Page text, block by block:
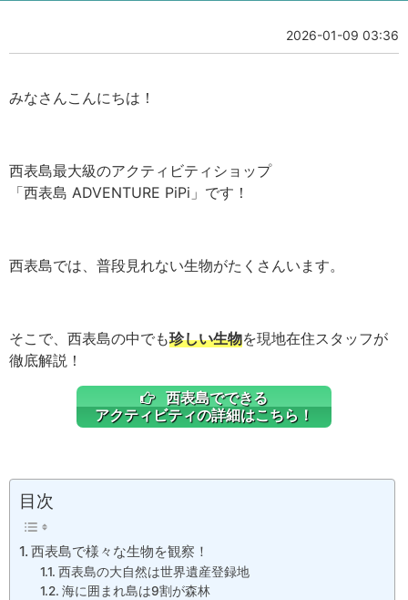
2026-01-09 03:36
みなさんこんにちは！
西表島最大級のアクティビティショップ
「西表島 ADVENTURE PiPi」です！
西表島では、普段見れない生物がたくさんいます。
そこで、西表島の中でも珍しい生物を現地在住スタッフが
徹底解説！
西表島でできる
アクティビティの詳細はこちら！
目次
西表島で様々な生物を観察！
西表島の大自然は世界遺産登録地
海に囲まれ島は9割が森林